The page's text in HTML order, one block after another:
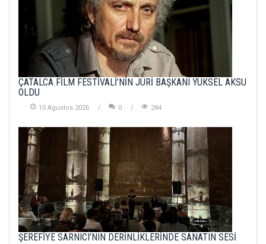
ÇATALCA FİLM FESTİVALİ’NİN JÜRİ BAŞKANI YÜKSEL AKSU
OLDU
10 Agustos 2026 0 284
ŞEREFİYE SARNICI’NIN DERİNLİKLERİNDE SANATIN SESİ